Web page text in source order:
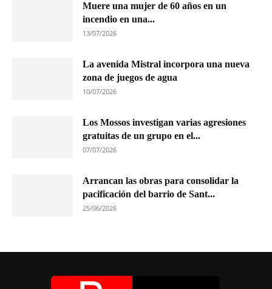
Muere una mujer de 60 años en un
incendio en una...
13/07/2026
La avenida Mistral incorpora una nueva
zona de juegos de agua
10/07/2026
Los Mossos investigan varias agresiones
gratuitas de un grupo en el...
07/07/2026
Arrancan las obras para consolidar la
pacificación del barrio de Sant...
25/06/2026